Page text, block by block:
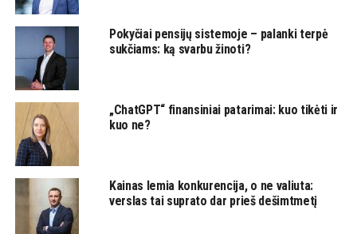
Pokyčiai pensijų sistemoje – palanki terpė
sukčiams: ką svarbu žinoti?
„ChatGPT“ finansiniai patarimai: kuo tikėti ir
kuo ne?
Kainas lemia konkurencija, o ne valiuta:
verslas tai suprato dar prieš dešimtmetį